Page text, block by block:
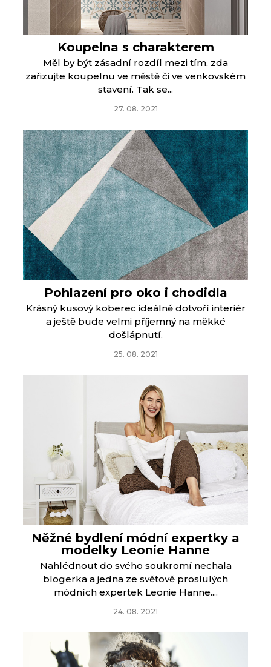
Koupelna s charakterem
Měl by být zásadní rozdíl mezi tím, zda
zařizujte koupelnu ve městě či ve venkovském
stavení. Tak se...
27. 08. 2021
Pohlazení pro oko i chodidla
Krásný kusový koberec ideálně dotvoří interiér
a ještě bude velmi příjemný na měkké
došlápnutí.
25. 08. 2021
Něžné bydlení módní expertky a
modelky Leonie Hanne
Nahlédnout do svého soukromí nechala
blogerka a jedna ze světově proslulých
módních expertek Leonie Hanne....
24. 08. 2021